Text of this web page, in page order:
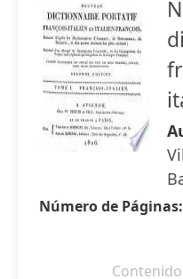
Número de Páginas: